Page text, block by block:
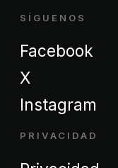
SÍGUENOS
Facebook
X
Instagram
PRIVACIDAD